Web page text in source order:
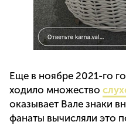
Еще в ноябре 2021-го
ходило множество
оказывает Вале знаки
фанаты вычисляли это